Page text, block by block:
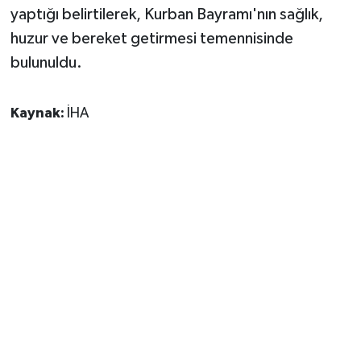
yaptığı belirtilerek, Kurban Bayramı'nın sağlık,
huzur ve bereket getirmesi temennisinde
bulunuldu.
Kaynak: İHA